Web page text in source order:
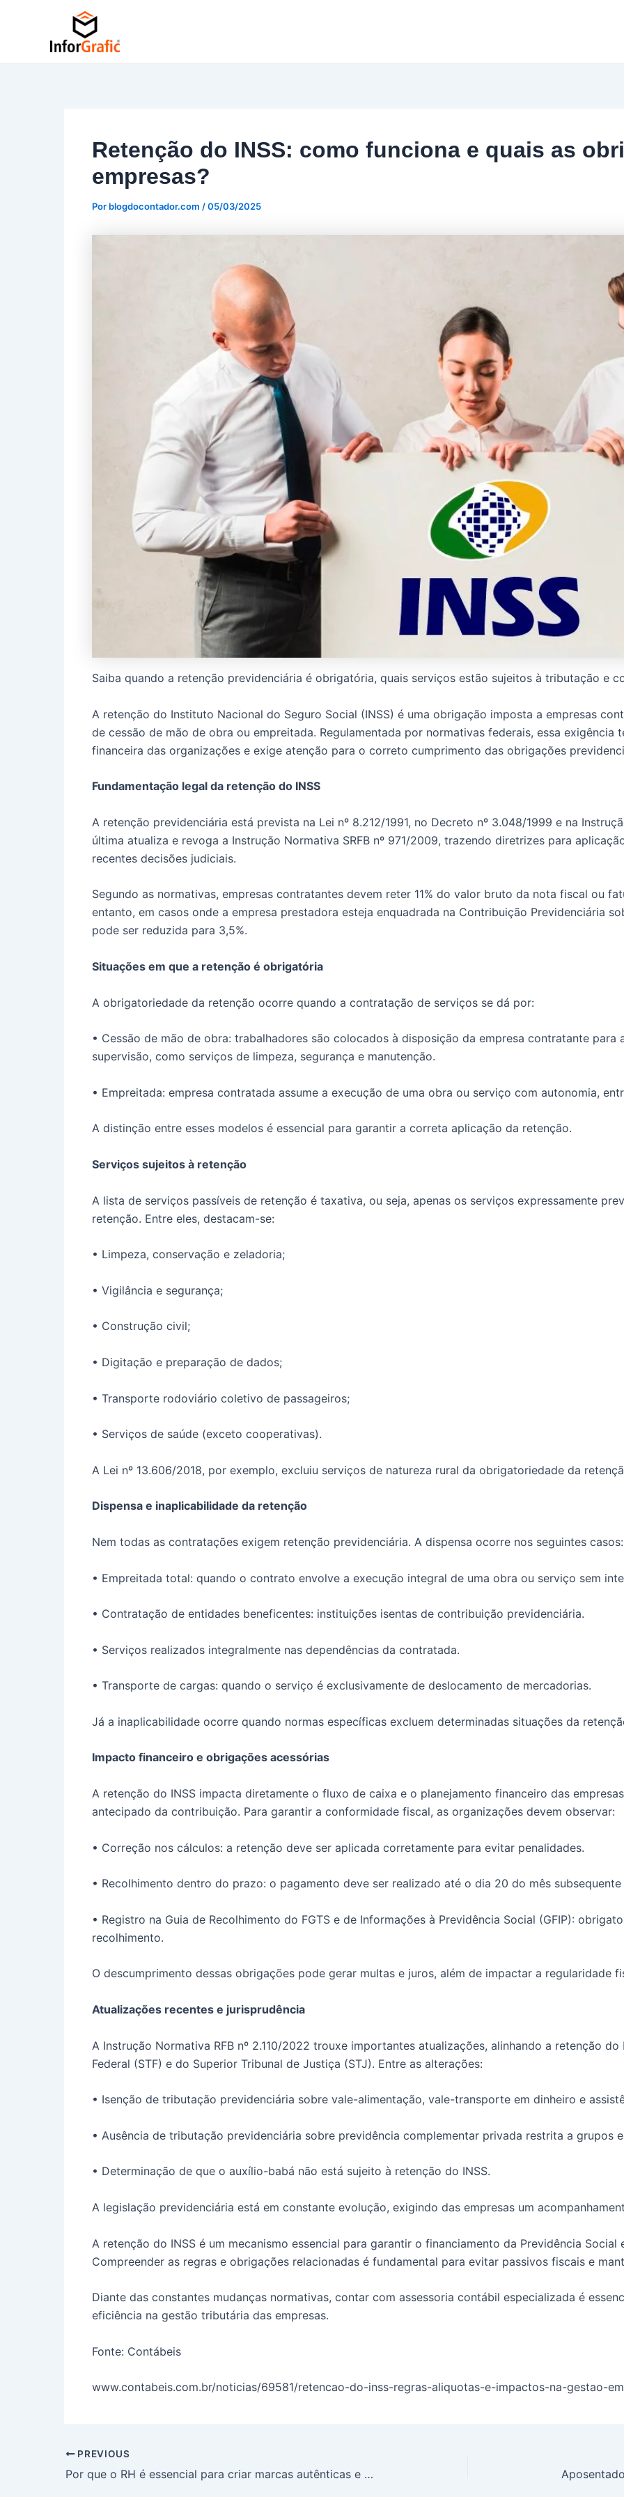
Retenção do INSS: como funciona e quais as
empresas?
Por blogdocontador.com /05/03/2025
Saiba quando a retenção previdenciária é obrigatória, quais serviços estão sujeitos à tributação e
A retenção do Instituto Nacional do Seguro Social (INSS) é uma obrigação imposta a empresas
de cessão de mão de obra ou empreitada. Regulamentada por normativas federais, essa
financeira das organizações e exige atenção para o correto cumprimento das obrigações
Fundamentação legal da retenção do INSS
A retenção previdenciária está prevista na Lei nº 8.212/1991, no Decreto nº 3.048/1999 e na
última atualiza e revoga a Instrução Normativa SRFB nº 971/2009, trazendo diretrizes para
recentes decisões judiciais.
Segundo as normativas, empresas contratantes devem reter 11% do valor bruto da nota fiscal ou
entanto, em casos onde a empresa prestadora esteja enquadrada na Contribuição Previdenciária
pode ser reduzida para 3,5%.
Situações em que a retenção é obrigatória
A obrigatoriedade da retenção ocorre quando a contratação de serviços se dá por:
• Cessão de mão de obra: trabalhadores são colocados à disposição da empresa contratante para
supervisão, como serviços de limpeza, segurança e manutenção.
• Empreitada: empresa contratada assume a execução de uma obra ou serviço com autonomia,
A distinção entre esses modelos é essencial para garantir a correta aplicação da retenção.
Serviços sujeitos à retenção
A lista de serviços passíveis de retenção é taxativa, ou seja, apenas os serviços expressamente
retenção. Entre eles, destacam-se:
• Limpeza, conservação e zeladoria;
• Vigilância e segurança;
• Construção civil;
• Digitação e preparação de dados;
• Transporte rodoviário coletivo de passageiros;
• Serviços de saúde (exceto cooperativas).
A Lei nº 13.606/2018, por exemplo, excluiu serviços de natureza rural da obrigatoriedade da
Dispensa e inaplicabilidade da retenção
Nem todas as contratações exigem retenção previdenciária. A dispensa ocorre nos seguintes casos:
• Empreitada total: quando o contrato envolve a execução integral de uma obra ou serviço sem
• Contratação de entidades beneficentes: instituições isentas de contribuição previdenciária.
• Serviços realizados integralmente nas dependências da contratada.
• Transporte de cargas: quando o serviço é exclusivamente de deslocamento de mercadorias.
Já a inaplicabilidade ocorre quando normas específicas excluem determinadas situações da
Impacto financeiro e obrigações acessórias
A retenção do INSS impacta diretamente o fluxo de caixa e o planejamento financeiro das
antecipado da contribuição. Para garantir a conformidade fiscal, as organizações devem observar:
• Correção nos cálculos: a retenção deve ser aplicada corretamente para evitar penalidades.
• Recolhimento dentro do prazo: o pagamento deve ser realizado até o dia 20 do mês
• Registro na Guia de Recolhimento do FGTS e de Informações à Previdência Social (GFIP):
recolhimento.
O descumprimento dessas obrigações pode gerar multas e juros, além de impactar a regularidade
Atualizações recentes e jurisprudência
A Instrução Normativa RFB nº 2.110/2022 trouxe importantes atualizações, alinhando a retenção
Federal (STF) e do Superior Tribunal de Justiça (STJ). Entre as alterações:
• Isenção de tributação previdenciária sobre vale-alimentação, vale-transporte em dinheiro e
• Ausência de tributação previdenciária sobre previdência complementar privada restrita a grupos
• Determinação de que o auxílio-babá não está sujeito à retenção do INSS.
A legislação previdenciária está em constante evolução, exigindo das empresas um
A retenção do INSS é um mecanismo essencial para garantir o financiamento da Previdência
Compreender as regras e obrigações relacionadas é fundamental para evitar passivos fiscais e
Diante das constantes mudanças normativas, contar com assessoria contábil especializada é
eficiência na gestão tributária das empresas.
Fonte: Contábeis
www.contabeis.com.br/noticias/69581/retencao-do-inss-regras-aliquotas-e-impactos-na-gestao-
Post
navigation
PREVIOUS
Por que o RH é essencial para criar marcas autênticas e reconhecidas no mercado